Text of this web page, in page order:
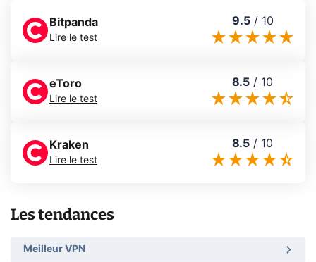
Bitpanda
Lire le test
9.5/ 10
eToro
Lire le test
8.5 / 10
Kraken
Lire le test
8.5 / 10
Les tendances
Meilleur VPN